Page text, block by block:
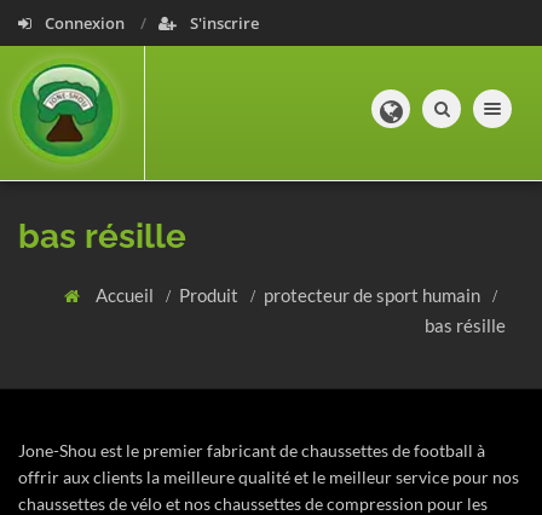
Connexion S'inscrire
Toggle
bas résille
Accueil Produit
protecteur de sport humain
bas résille
Jone-Shou est le premier fabricant de chaussettes de football à
offrir aux clients la meilleure qualité et le meilleur service pour nos
chaussettes de vélo et nos chaussettes de compression pour les